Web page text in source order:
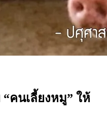
คนเลี้ยงหมู” ให้